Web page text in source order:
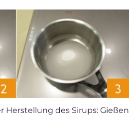
des Sirups: Gießen